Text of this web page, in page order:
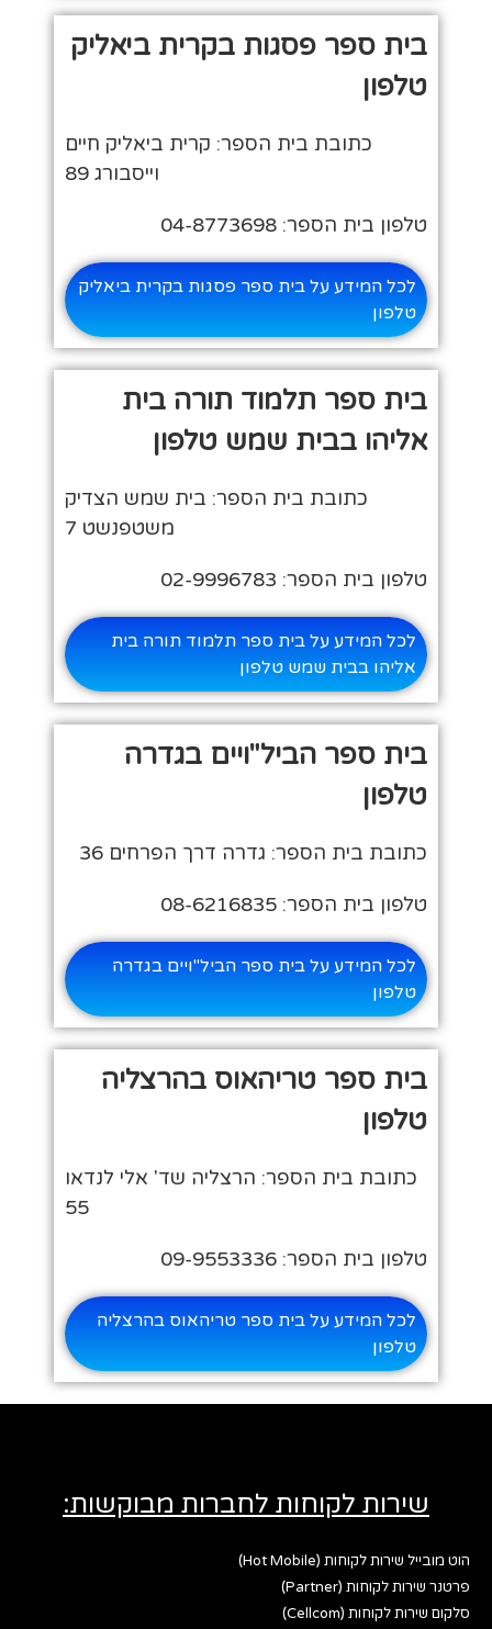
בית ספר פסגות בקרית ביאליק
טלפון
כתובת בית הספר: קרית ביאליק חיים
וייסבורג 89
טלפון בית הספר: 04-8773698
לכל המידע על בית ספר פסגות בקרית ביאליק
טלפון
בית ספר תלמוד תורה בית
אליהו בבית שמש טלפון
כתובת בית הספר: בית שמש הצדיק
משטפנשט 7
טלפון בית הספר: 02-9996783
לכל המידע על בית ספר תלמוד תורה בית
אליהו בבית שמש טלפון
בית ספר הביל"ויים בגדרה
טלפון
כתובת בית הספר: גדרה דרך הפרחים 36
טלפון בית הספר: 08-6216835
לכל המידע על בית ספר הביל"ויים בגדרה
טלפון
בית ספר טריהאוס בהרצליה
טלפון
כתובת בית הספר: הרצליה שד' אלי לנדאו
55
טלפון בית הספר: 09-9553336
לכל המידע על בית ספר טריהאוס בהרצליה
טלפון
שירות לקוחות לחברות מבוקשות:
הוט מובייל שירות לקוחות (Hot Mobile)
פרטנר שירות לקוחות (Partner)
סלקום שירות לקוחות (Cellcom)